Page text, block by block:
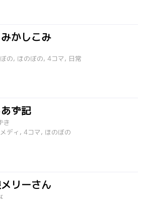
かしこみ
の, ほのぼの, 4コマ, 日常
ず記
き
ディ, 4コマ, ほのぼの
リーさん